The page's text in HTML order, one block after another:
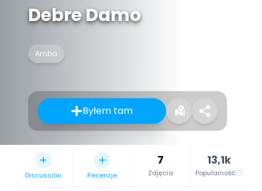
Debre Damo
Amba
Byłem tam
Discussion Recenzje
7
Zdjęcia
13,1k
Popularność